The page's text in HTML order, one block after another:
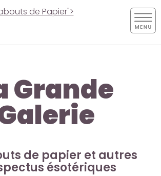
de Papier">
Grande
de papier et autres
ésotériques